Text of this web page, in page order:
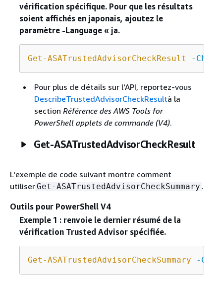
vérification spécifique. Pour que les résultats
soient affichés en japonais, ajoutez le
paramètre -Language « ja.
Get-ASATrustedAdvisorCheckResult -
Pour plus de détails sur l'API, reportez-vous
DescribeTrustedAdvisorCheckResultà la
section Référence des AWS Tools for
PowerShell applets de commande (V4).
Get-ASATrustedAdvisorCheckResult
L'exemple de code suivant montre comment
utiliserGet-ASATrustedAdvisorCheckSummary .
Outils pour PowerShell V4
Exemple 1 : renvoie le dernier résumé de la
vérification Trusted Advisor spécifiée.
Get-ASATrustedAdvisorCheckSummary -